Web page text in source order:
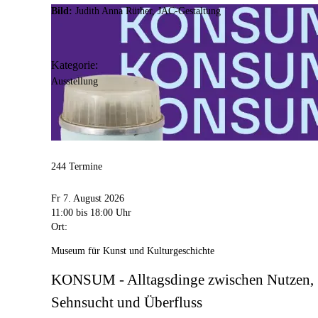
Anschrift
Hansastr.
Dortmund
Barrierefreiheit:
Die Sonderausstellungsflächen und der
barrierefrei im Erdgeschoss zugänglich. Die
einen Aufzug zugänglich.
Bild: Judith Anna Rüther, JAC-Gestaltung
Kategorie:
Ausstellung
244 Termine
Fr 7. August 2026
11:00 bis 18:00 Uhr
Ort:
Museum für Kunst und Kulturgeschichte
KONSUM - Alltagsdinge zwischen Nutzen,
Sehnsucht und Überfluss